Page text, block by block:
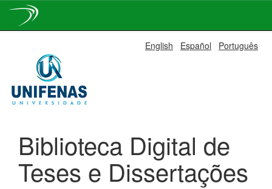
navigation
English Español Português
Biblioteca Digital de
Teses e Dissertações